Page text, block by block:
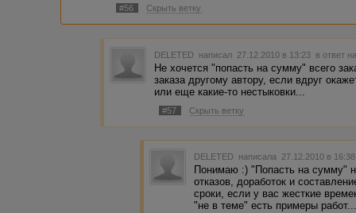
#56 Скрыть ветку
DELETED написал 27.12.2010 в 13:23 в ответ
Не хочется "попасть на сумму" всего
заказа другому автору, если вдруг
или еще какие-то нестыковки...
#57 Скрыть ветку
DELETED написала 27.12.2010 в
Понимаю :) "Попасть на сумму"
отказов, доработок и
сроки, если у вас жесткие
"не в теме" есть примеры